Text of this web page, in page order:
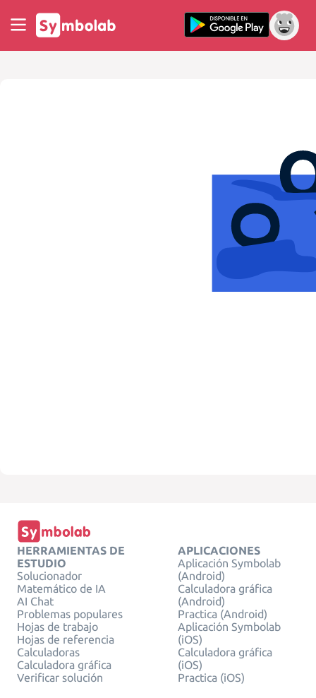
HERRAMIENTAS DE
ESTUDIO
Solucionador
Matemático de IA
AI Chat
Problemas populares
Hojas de trabajo
Hojas de referencia
Calculadoras
Calculadora gráfica
Verificar solución
APLICACIONES
Aplicación Symbolab
(Android)
Calculadora gráfica
(Android)
Practica (Android)
Aplicación Symbolab
(iOS)
Calculadora gráfica
(iOS)
Practica (iOS)